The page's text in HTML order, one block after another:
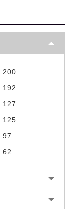
200
192
127
125
97
62